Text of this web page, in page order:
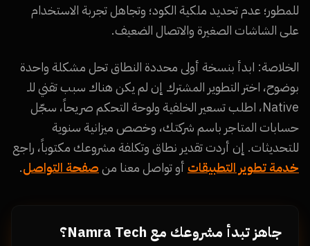
للمطور؛ عدم تحديد ملكية الكود؛ وتجاهل تجربة الاستخدام
على الشاشات الصغيرة والاتصال الضعيف.
الخلاصة: ابدأ بنسخة أولى محددة النطاق تحل مشكلة واحدة
بوضوح، اختر التطوير المشترك إن لم يكن هناك سبب تقني للـ
Native، اطلب تسعير الخلفية ولوحة التحكم صريحاً، سجّل
حسابات المتاجر باسم شركتك، وخصص ميزانية سنوية
للتحديثات. إن أردت تقدير نطاق وتكلفة مشروعك مكتوباً، راجع
خدمة تطوير التطبيقات أو تواصل معنا منصفحة التواصل.
جاهز تبدأ مشروعك مع Namra Tech؟